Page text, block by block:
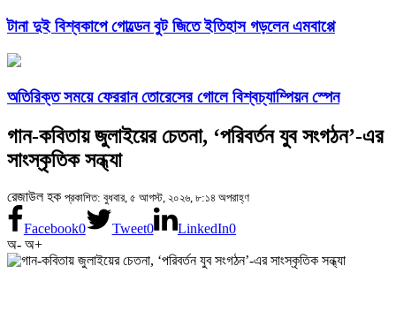
টানা দুই বিশ্বকাপে গোল্ডেন বুট জিতে ইতিহাস গড়লেন এমবাপ্পে
অতিরিক্ত সময়ে ফেররান তোরেসের গোলে বিশ্বচ্যাম্পিয়ন স্পেন
গান-কবিতায় জুলাইয়ের চেতনা, ‘পরিবর্তন যুব সংগঠন’-এর
সাংস্কৃতিক সন্ধ্যা
রেজাউল হক প্রকাশিত: বুধবার, ৫ আগস্ট, ২০২৬, ৮:১৪ অপরাহ্ণ
Facebook0 Tweet0 LinkedIn0
অ- অ+